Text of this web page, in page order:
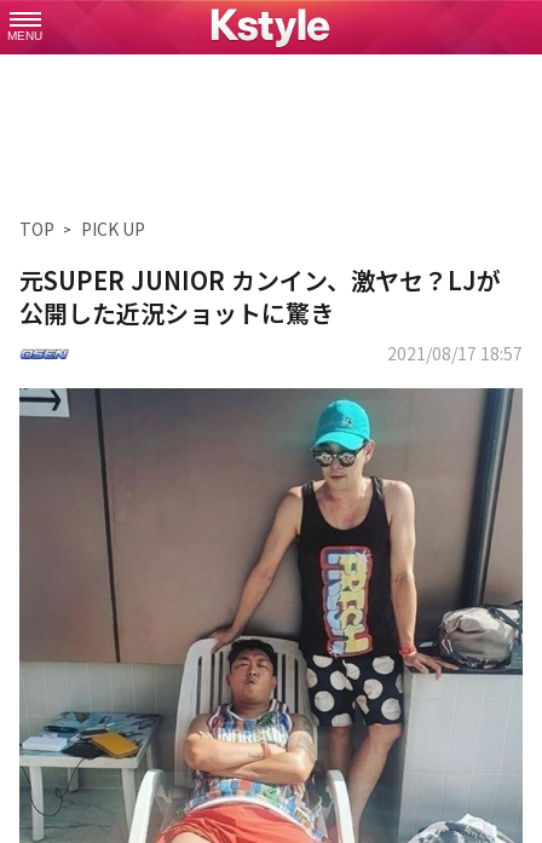
MENU
TOP PICK UP
元SUPER JUNIOR カンイン、激ヤセ？LJが
公開した近況ショットに驚き
2021/08/17 18:57